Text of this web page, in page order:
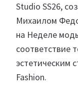
Studio SS26,
Михаилом
на Неделе
соответствие
эстетическим
Fashion.